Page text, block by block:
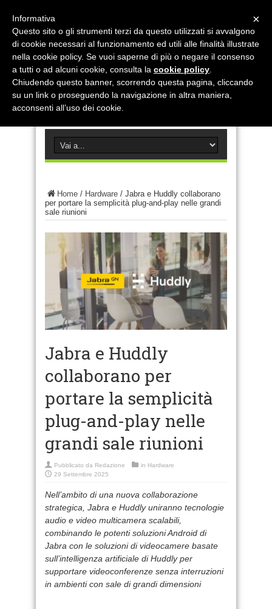
Home / Hardware / Jabra e Huddly collaborano
per portare la semplicità plug-and-play nelle grandi
sale riunioni
Jabra e Huddly
collaborano per
portare la semplicità
plug-and-play nelle
grandi sale riunioni
Pubblicato da Redazione in Hardware
29 Settembre 2025
Nell’ambito di una nuova collaborazione
strategica, Jabra e Huddly uniranno tecnologie
audio e video multicamera scalabili,
combinando le potenti soluzioni Android di
Jabra con le soluzioni di videocamere basate
sull’intelligenza artificiale di Huddly per
supportare videoconferenze senza interruzioni
in ambienti con sale di grandi dimensioni
×
Informativa
Questo sito o gli strumenti terzi da questo utilizzati si avvalgono
di cookie necessari al funzionamento ed utili alle finalità illustrate
nella cookie policy. Se vuoi saperne di più o negare il consenso
a tutti o ad alcuni cookie, consulta la cookie policy
Chiudendo questo banner, scorrendo questa pagina, cliccando
su un link o proseguendo la navigazione in altra maniera,
acconsenti all’uso dei cookie.